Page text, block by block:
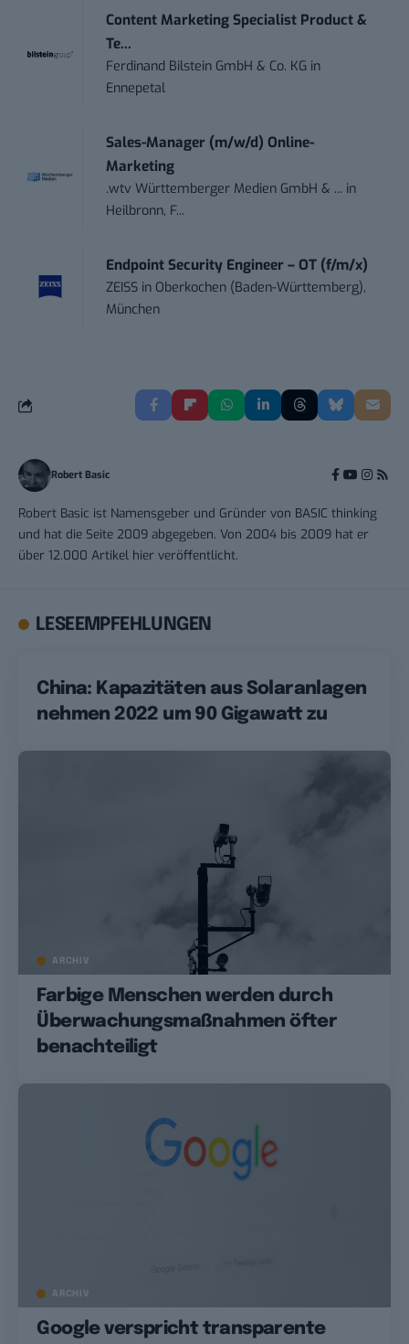
Content Marketing Specialist Product &
Te...
Ferdinand Bilstein GmbH & Co. KG in
Ennepetal
Sales-Manager (m/w/d) Online-
Marketing
.wtv Württemberger Medien GmbH & ... in
Heilbronn, F...
Endpoint Security Engineer – OT (f/m/x)
ZEISS in Oberkochen (Baden-Württemberg),
München
Robert Basic
Robert Basic ist Namensgeber und Gründer von BASIC thinking
und hat die Seite 2009 abgegeben. Von 2004 bis 2009 hat er
über 12.000 Artikel hier veröffentlicht.
LESEEMPFEHLUNGEN
China: Kapazitäten aus Solaranlagen
nehmen 2022 um 90 Gigawatt zu
ARCHIV
Farbige Menschen werden durch
Überwachungsmaßnahmen öfter
benachteiligt
ARCHIV
Google verspricht transparente